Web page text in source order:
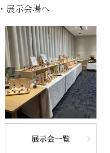
展示会場へ
展示会一覧